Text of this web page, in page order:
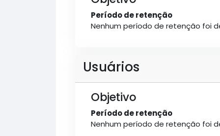
Período de retenção
Nenhum período de retenção foi
Usuários
Objetivo
Período de retenção
Nenhum período de retenção foi